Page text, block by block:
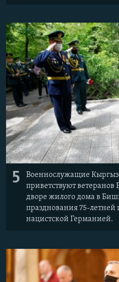
5
Военнослужащие
приветствуют
дворе жилого дома в
празднования 75-
нацистской Германией.